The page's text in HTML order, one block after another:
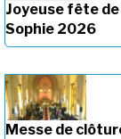
Joyeuse fête
Sophie 2026
Messe de